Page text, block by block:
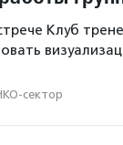
Клуб
сектор